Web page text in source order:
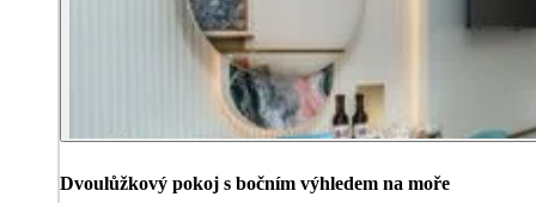
Dvoulůžkový pokoj s bočním výhledem na moře